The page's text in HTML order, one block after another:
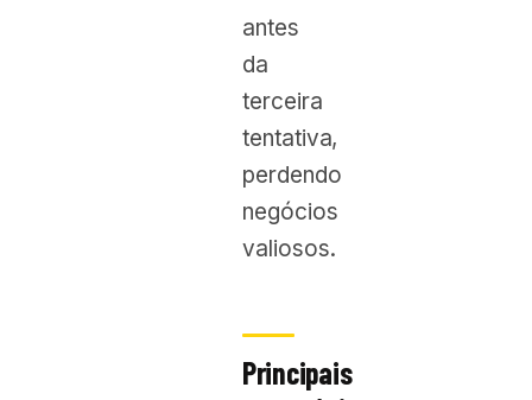
antes
da
terceira
tentativa,
perdendo
negócios
valiosos.
Principais